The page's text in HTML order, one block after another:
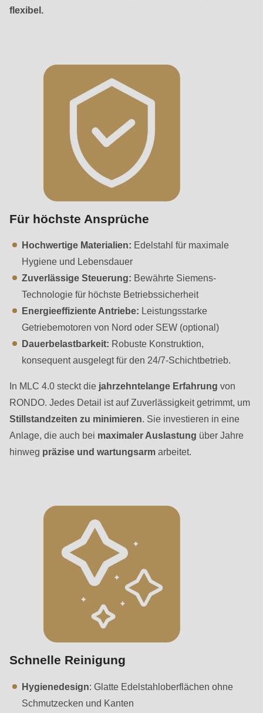
Passing
is
in
Drupal\rondo_contact\ContactService-
>Drupal\rondo_contact\
{closure}
()
(line
597
of
modules/custom/rondo_contact/src/ContactService.php
flexibel.
Für höchste Ansprüche
Hochwertige Materialien: Edelstahl für maximale
Hygiene und Lebensdauer
Zuverlässige Steuerung: Bewährte Siemens-
Technologie für höchste Betriebssicherheit
Energieeffiziente Antriebe: Leistungsstarke
Getriebemotoren von Nord oder SEW (optional)
Dauerbelastbarkeit: Robuste Konstruktion,
konsequent ausgelegt für den 24/7-Schichtbetrieb.
In MLC 4.0 steckt die jahrzehntelange Erfahrung von
RONDO. Jedes Detail ist auf Zuverlässigkeit getrimmt, um
Stillstandzeiten zu minimieren. Sie investieren in eine
Anlage, die auch bei maximaler Auslastung über Jahre
hinweg präzise und wartungsarm arbeitet.
Schnelle Reinigung
Hygienedesign: Glatte Edelstahloberflächen ohne
Schmutzecken und Kanten